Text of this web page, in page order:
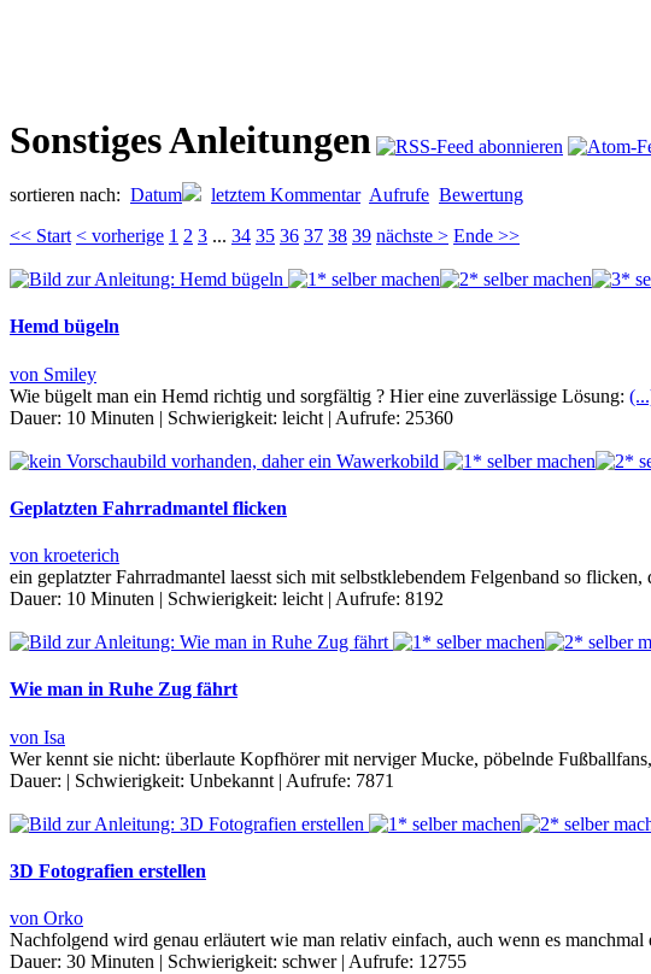
Sonstiges Anleitungen
sortieren nach: Datum letztem Kommentar Aufrufe Bewertung
<< Start < vorherige 1 2 3 ... 34 35 36 37 38 39 nächste > Ende >>
Hemd bügeln
von Smiley
Wie bügelt man ein Hemd richtig und sorgfältig ? Hier eine zuverlässige Lösung:
Dauer: 10 Minuten | Schwierigkeit: leicht | Aufrufe: 25360
Geplatzten Fahrradmantel flicken
von kroeterich
ein geplatzter Fahrradmantel laesst sich mit selbstklebendem Felgenband so
Dauer: 10 Minuten | Schwierigkeit: leicht | Aufrufe: 8192
Wie man in Ruhe Zug fährt
von Isa
Wer kennt sie nicht: überlaute Kopfhörer mit nerviger Mucke, pöbelnde
Dauer: | Schwierigkeit: Unbekannt | Aufrufe: 7871
3D Fotografien erstellen
von Orko
Nachfolgend wird genau erläutert wie man relativ einfach, auch wenn es
Dauer: 30 Minuten | Schwierigkeit: schwer | Aufrufe: 12755